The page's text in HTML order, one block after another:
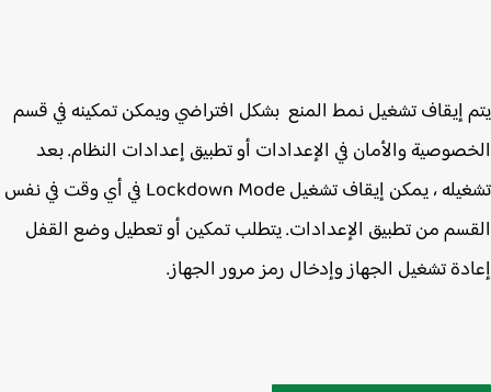
إيقاف تشغيل نمط المنع بشكل افتراضي ويمكن تمكينه في قسم
والأمان في الإعدادات أو تطبيق إعدادات النظام. بعد
تشغيله ، يمكن إيقاف تشغيل Lockdown Mode في أي وقت في نفس
من تطبيق الإعدادات. يتطلب تمكين أو تعطيل وضع القفل
تشغيل الجهاز وإدخال رمز مرور الجهاز.